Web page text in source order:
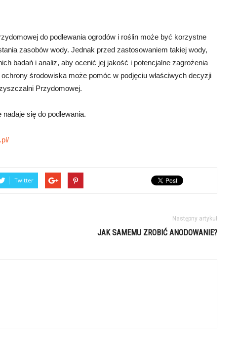
do podlewania ogrodów i roślin może być korzystne
zasobów wody. Jednak przed zastosowaniem takiej wody,
badań i analiz, aby ocenić jej jakość i potencjalne zagrożenia
środowiska może pomóc w podjęciu właściwych decyzji
Przydomowej.
się do podlewania.
Twitter
Następny artykuł
JAK SAMEMU ZROBIĆ ANODOWANIE?